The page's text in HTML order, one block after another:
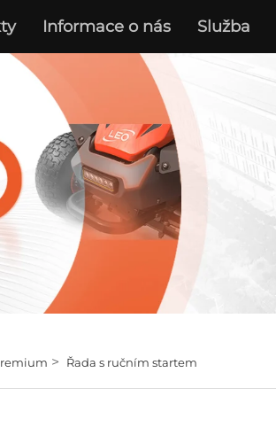
Informace o nás Služba
> Řada s ručním startem